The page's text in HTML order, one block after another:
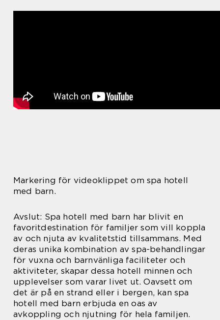
Markering för videoklippet om spa hotell
med barn.
Avslut: Spa hotell med barn har blivit en
favoritdestination för familjer som vill koppla
av och njuta av kvalitetstid tillsammans. Med
deras unika kombination av spa-behandlingar
för vuxna och barnvänliga faciliteter och
aktiviteter, skapar dessa hotell minnen och
upplevelser som varar livet ut. Oavsett om
det är på en strand eller i bergen, kan spa
hotell med barn erbjuda en oas av
avkoppling och njutning för hela familjen.